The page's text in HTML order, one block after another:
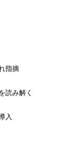
指摘
読み解く
入